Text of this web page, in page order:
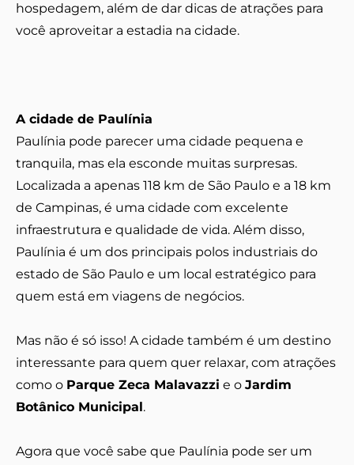
hospedagem, além de dar dicas de atrações para
você aproveitar a estadia na cidade.
A cidade de Paulínia
Paulínia pode parecer uma cidade pequena e
tranquila, mas ela esconde muitas surpresas.
Localizada a apenas 118 km de São Paulo e a 18 km
de Campinas, é uma cidade com excelente
infraestrutura e qualidade de vida. Além disso,
Paulínia é um dos principais polos industriais do
estado de São Paulo e um local estratégico para
quem está em viagens de negócios.
Mas não é só isso! A cidade também é um destino
interessante para quem quer relaxar, com atrações
como o Parque Zeca Malavazzi e o Jardim
Botânico Municipal.
Agora que você sabe que Paulínia pode ser um